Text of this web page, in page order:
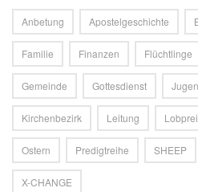
Anbetung Apostelgeschichte
Familie Finanzen Flüchtlinge
Gemeinde Gottesdienst
Kirchenbezirk Leitung
Ostern Predigtreihe SHEEP
X-CHANGE